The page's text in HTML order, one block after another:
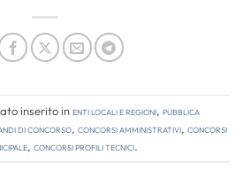
inserito inEnti locali e regioni, Pubblica
di concorso, concorsi amministrativi, concorsi
, concorsi profili tecnici.